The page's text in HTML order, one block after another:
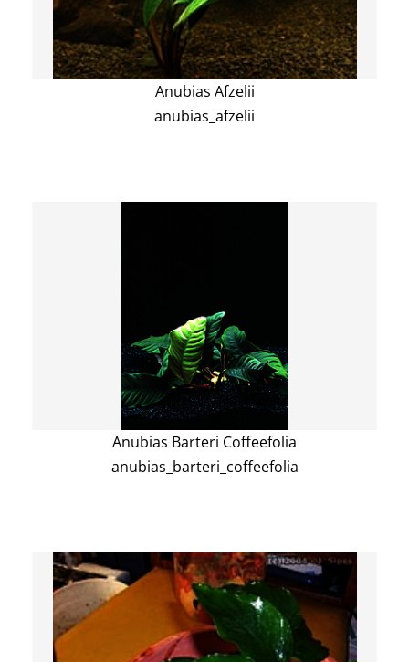
Anubias Afzelii
anubias_afzelii
Anubias Barteri Coffeefolia
anubias_barteri_coffeefolia